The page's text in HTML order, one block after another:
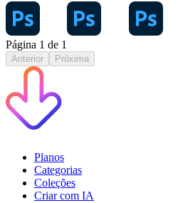
Página 1 de 1
Anterior Próxima
Planos
Categorias
Coleções
Criar com IA